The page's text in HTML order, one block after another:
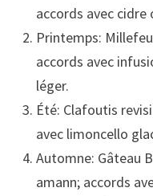
accords avec
Printemps:
accords avec
léger.
Été: Clafoutis
avec limoncello
Automne: Gâteau
amann; accords